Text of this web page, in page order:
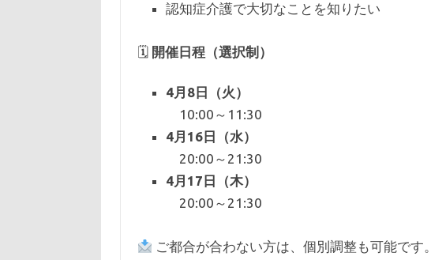
認知症介護で大切なことを知りたい
🗓 開催日程（選択制）
4月8日（火）
10:00～11:30
4月16日（水）
20:00～21:30
4月17日（木）
20:00～21:30
ご都合が合わない方は、個別調整も可能です。